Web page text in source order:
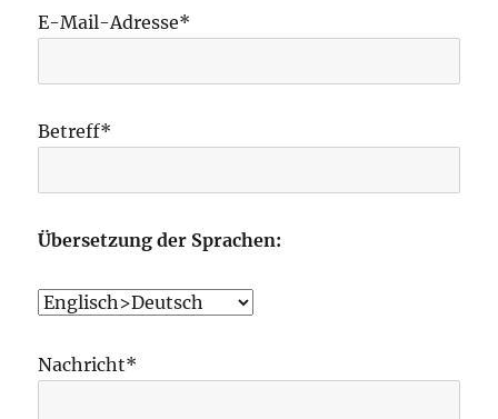
E-Mail-Adresse*
Betreff*
Übersetzung der Sprachen:
Nachricht*